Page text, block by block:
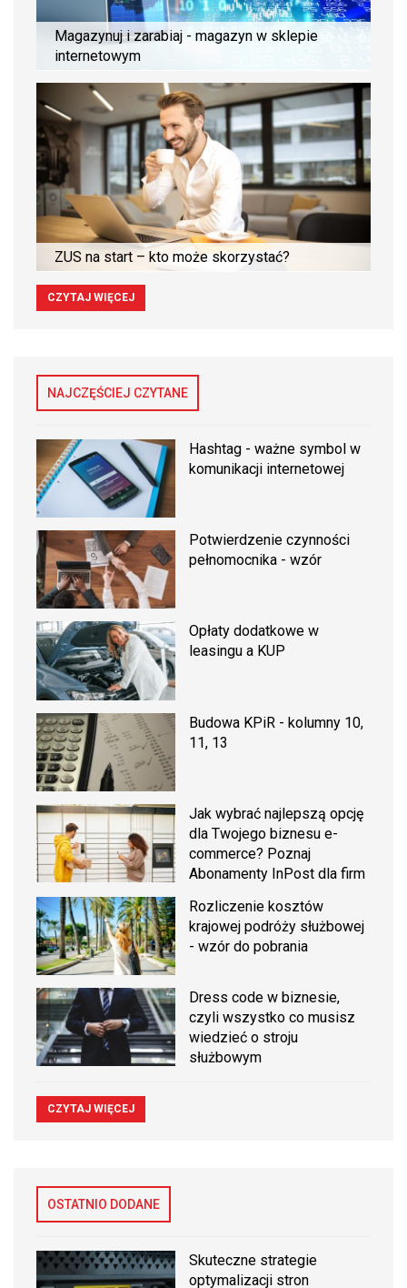
Magazynuj i zarabiaj - magazyn w sklepie
internetowym
ZUS na start – kto może skorzystać?
CZYTAJ WIĘCEJ
NAJCZĘŚCIEJ CZYTANE
Hashtag - ważne symbol w
komunikacji internetowej
Potwierdzenie czynności
pełnomocnika - wzór
Opłaty dodatkowe w
leasingu a KUP
Budowa KPiR - kolumny 10,
11, 13
Jak wybrać najlepszą opcję
dla Twojego biznesu e-
commerce? Poznaj
Abonamenty InPost dla firm
Rozliczenie kosztów
krajowej podróży służbowej
- wzór do pobrania
Dress code w biznesie,
czyli wszystko co musisz
wiedzieć o stroju
służbowym
CZYTAJ WIĘCEJ
OSTATNIO DODANE
Skuteczne strategie
optymalizacji stron